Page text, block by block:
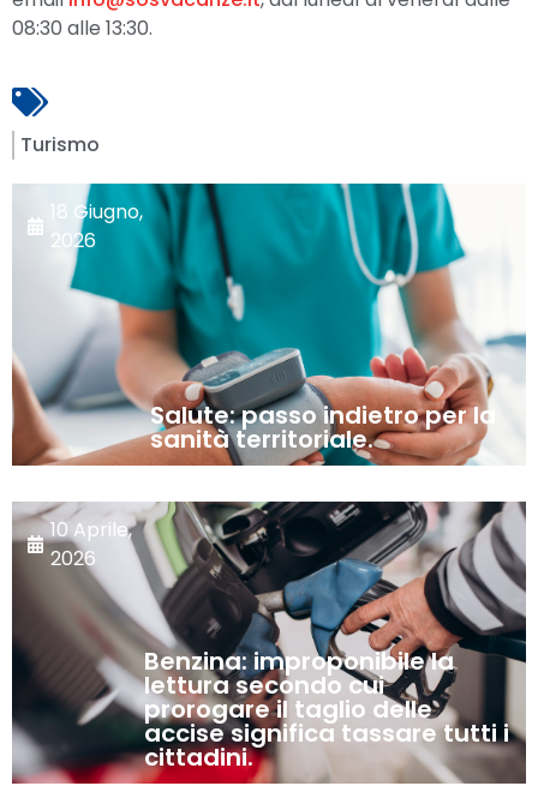
08:30 alle 13:30.
Turismo
18 Giugno,
2026
Salute: passo indietro per la
sanità territoriale.
10 Aprile,
2026
Benzina: improponibile la
lettura secondo cui
prorogare il taglio delle
accise significa tassare tutti i
cittadini.